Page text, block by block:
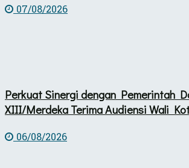
07/08/2026
Perkuat Sinergi dengan Pemerintah
XIII/Merdeka Terima Audiensi Wali
06/08/2026